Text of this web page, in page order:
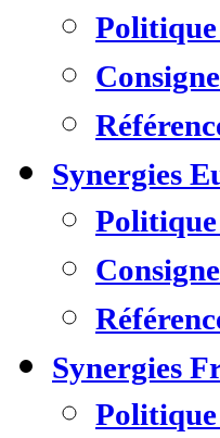
Synergies
Synergies